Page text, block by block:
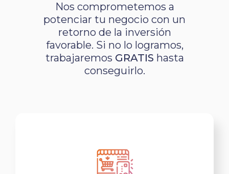
Nos comprometemos a
potenciar tu negocio con un
retorno de la inversión
favorable. Si no lo logramos,
trabajaremos GRATIS hasta
conseguirlo.